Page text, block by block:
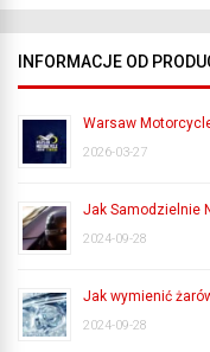
INFORMACJE OD
Warsaw
2026-03-27
Jak Samodzielnie
2024-09-28
Jak wymienić
2024-09-28